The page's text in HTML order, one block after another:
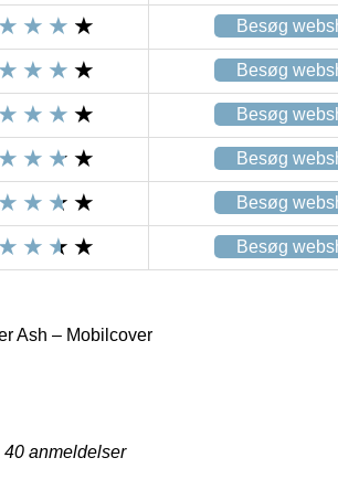
Besøg
Besøg
Besøg
Besøg
Besøg
Besøg
Ash – Mobilcover
40 anmeldelser